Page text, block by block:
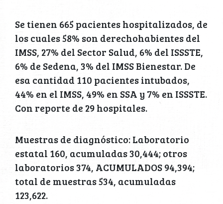
Se tienen 665 pacientes hospitalizados, de
los cuales 58% son derechohabientes del
IMSS, 27% del Sector Salud, 6% del ISSSTE,
6% de Sedena, 3% del IMSS Bienestar. De
esa cantidad 110 pacientes intubados,
44% en el IMSS, 49% en SSA y 7% en ISSSTE.
Con reporte de 29 hospitales.
Muestras de diagnóstico: Laboratorio
estatal 160, acumuladas 30,444; otros
laboratorios 374, ACUMULADOS 94,394;
total de muestras 534, acumuladas
123,622.